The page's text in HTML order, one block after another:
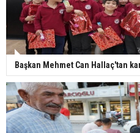
Başkan Mehmet Can Hallaç'tan